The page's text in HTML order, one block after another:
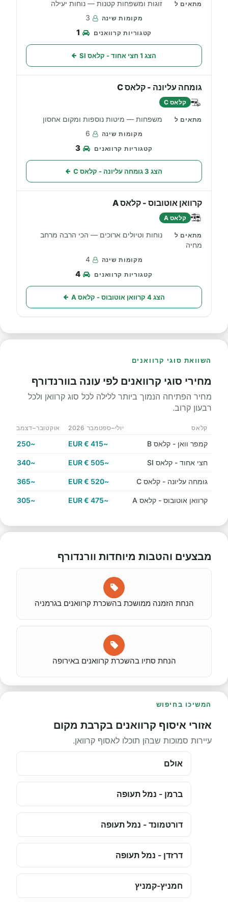
זוגות ומשפחות קטנות — נוחות יעילה
3
1
הצג 1 חצי אחוד - קלאס SI
גומחה עליונה - קלאס C
קלאס C
משפחות — מיטות נוספות ומקום אחסון
6
3
הצג 3 גומחה עליונה - קלאס C
קרוואן אוטובוס - קלאס A
קלאס A
נוחות וטיולים ארוכים — הכי הרבה מרחב
מחיה
4
4
הצג 4 קרוואן אוטובוס - קלאס A
השוואת סוגי קרוואנים
מחירי סוגי קרוואנים לפי עונה בוורנדורף
מחיר הפתיחה הנמוך ביותר ללילה לכל סוג קרוואן ולכל
רבעון קרוב.
קלאס יולי–ספטמבר 2026 אוקטובר–דצמבר 2026
קמפר וואן - קלאס B ~415 € EUR
~250 € EUR
חצי אחוד - קלאס SI ~505 € EUR
~340 € EUR
גומחה עליונה - קלאס C ~520 € EUR
~365 € EUR
קרוואן אוטובוס - קלאס A ~475 € EUR
~305 € EUR
מבצעים והטבות מיוחדות וורנדורף
הנחת הזמנה ממושכת בהשכרת קרוואנים בגרמניה
הנחת סתיו בהשכרת קרוואנים באירופה
המשיכו בחיפוש
אזורי איסוף קרוואנים בקרבת מקום
עיירות סמוכות שבהן תוכלו לאסוף קרוואן.
אולם
ברמן - נמל תעופה
דורטמונד - נמל תעופה
דרזדן - נמל תעופה
חמניץ-קמניץ